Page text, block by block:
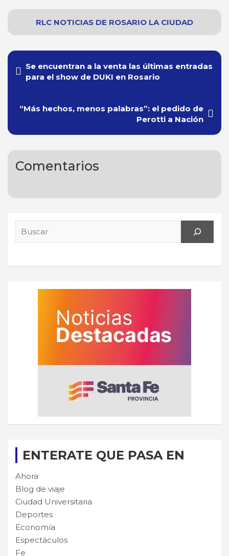
RLC NOTICIAS DE ROSARIO LA CIUDAD
Navegación
de
Se encuentran a la venta las últimas entradas
para el show de DUKI en Rosario
“Más hechos, menos palabras”: el pedido de
Perotti a Nación
Comentarios
ENTERATE QUE PASA EN
Ahora
Blog de viaje
Ciudad Universitaria
Deportes
Economía
Espectáculos
Fe